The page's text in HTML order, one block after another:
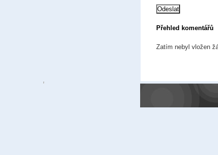
Přehled komentářů
Zatím nebyl vložen